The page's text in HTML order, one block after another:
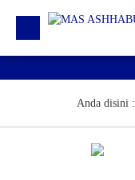
Siswa | Alumni
Anda disini :